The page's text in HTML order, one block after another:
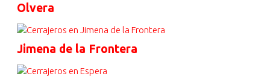
Olvera
Jimena de la Frontera